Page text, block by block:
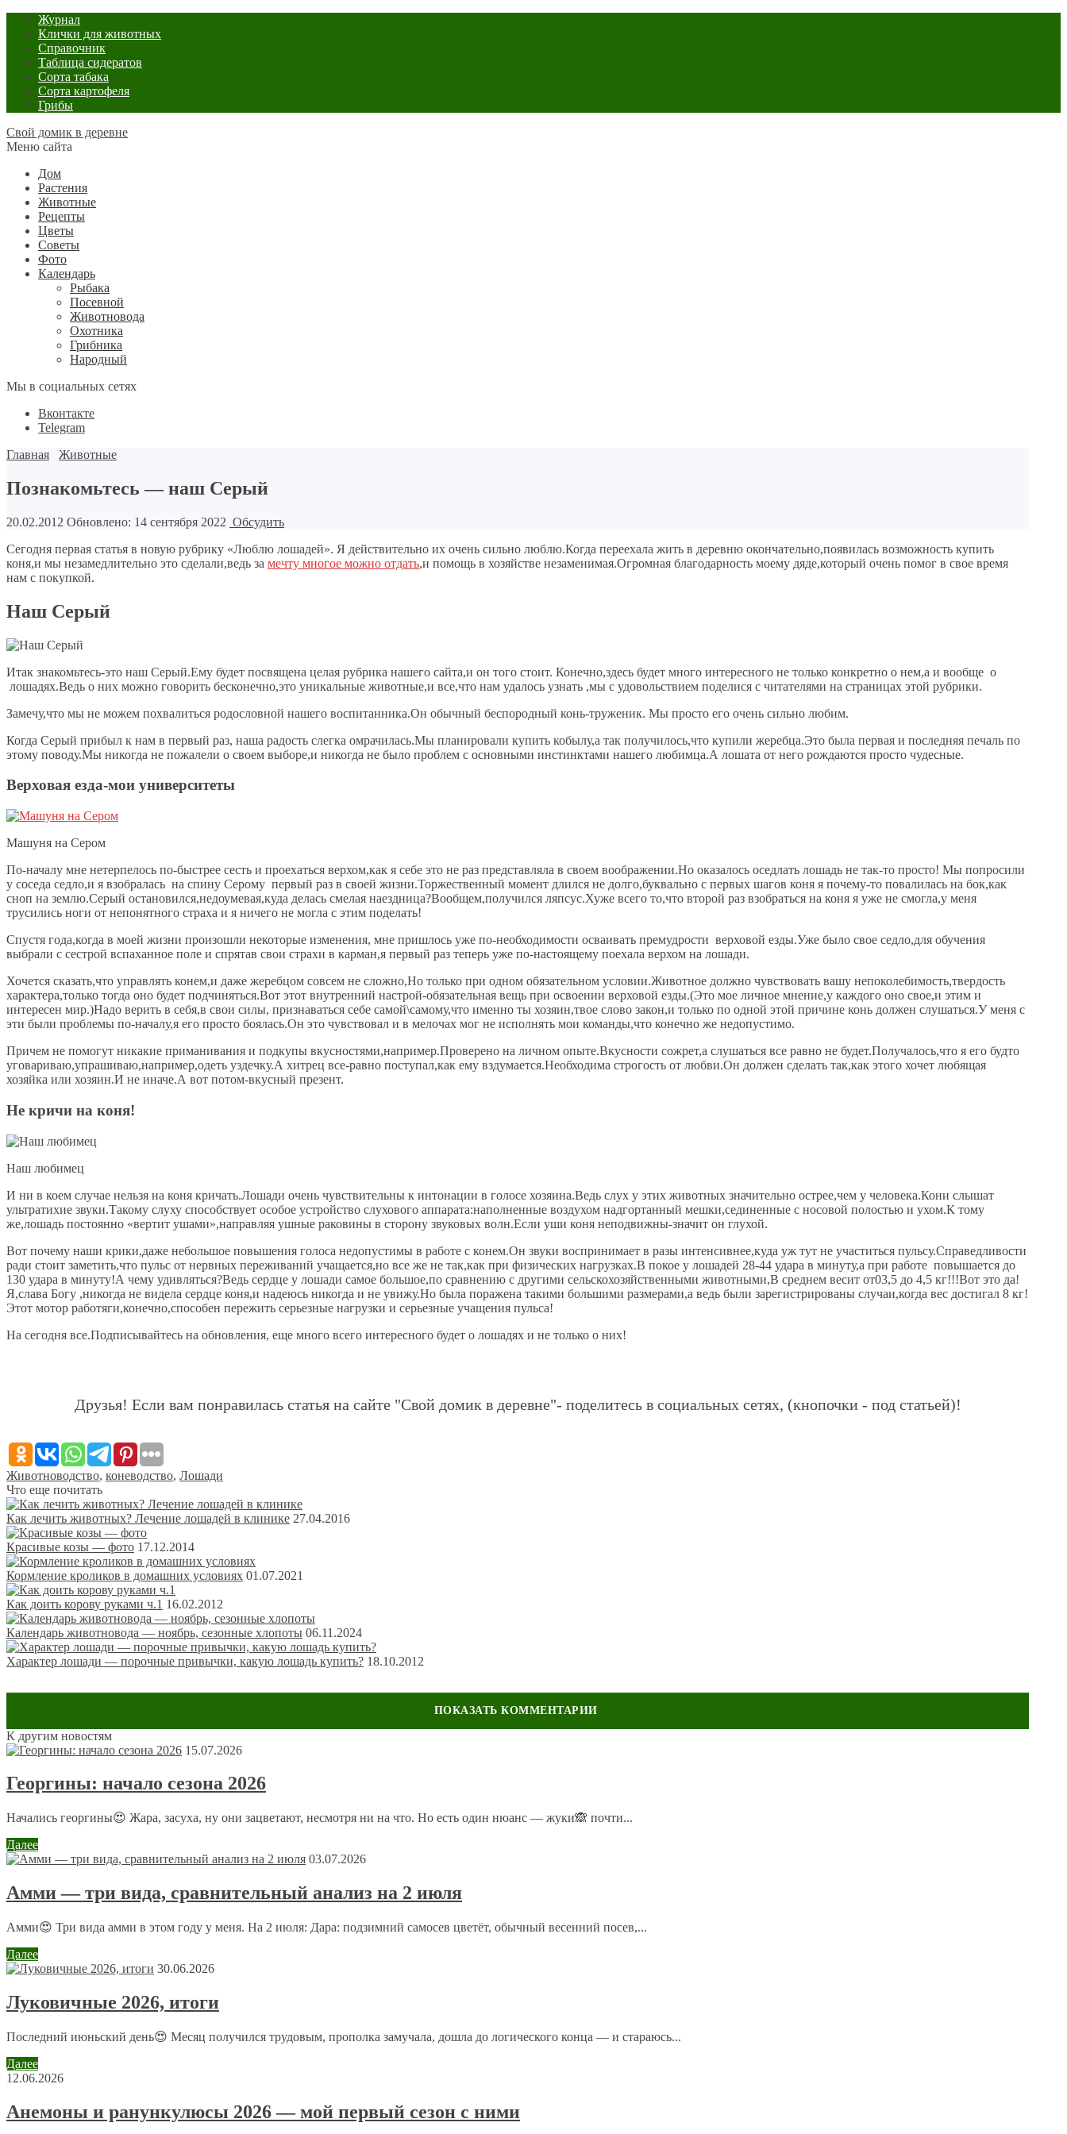
Журнал
Клички для животных
Справочник
Таблица сидератов
Сорта табака
Сорта картофеля
Грибы
Свой домик в деревне
Меню сайта
Дом
Растения
Животные
Рецепты
Цветы
Советы
Фото
Календарь
Рыбака
Посевной
Животновода
Охотника
Грибника
Народный
Мы в социальных сетях
Вконтакте
Telegram
Главная
Животные
Познакомьтесь — наш Серый
20.02.2012 Обновлено: 14 сентября 2022 Обсудить
Сегодня первая статья в новую рубрику «Люблю лошадей». Я действительно их очень сильно люблю.Когда переехала жить в деревню окончательно,появилась возможность купить
коня,и мы незамедлительно это сделали,ведь за мечту многое можно отдать,и помощь в хозяйстве незаменимая.Огромная благодарность моему дяде,который очень помог в свое время
нам с покупкой.
Наш Серый
Итак знакомьтесь-это наш Серый.Ему будет посвящена целая рубрика нашего сайта,и он того стоит. Конечно,здесь будет много интересного не только конкретно о нем,а и вообще о
лошадях.Ведь о них можно говорить бесконечно,это уникальные животные,и все,что нам удалось узнать ,мы с удовольствием поделися с читателями на страницах этой рубрики.
Замечу,что мы не можем похвалиться родословной нашего воспитанника.Он обычный беспородный конь-труженик. Мы просто его очень сильно любим.
Когда Серый прибыл к нам в первый раз, наша радость слегка омрачилась.Мы планировали купить кобылу,а так получилось,что купили жеребца.Это была первая и последняя печаль по
этому поводу.Мы никогда не пожалели о своем выборе,и никогда не было проблем с основными инстинктами нашего любимца.А лошата от него рождаются просто чудесные.
Верховая езда-мои университеты
Машуня на Сером
По-началу мне нетерпелось по-быстрее сесть и проехаться верхом,как я себе это не раз представляла в своем воображении.Но оказалось оседлать лошадь не так-то просто! Мы попросили
у соседа седло,и я взобралась на спину Серому первый раз в своей жизни.Торжественный момент длился не долго,буквально с первых шагов коня я почему-то повалилась на бок,как
сноп на землю.Серый остановился,недоумевая,куда делась смелая наездница?Вообщем,получился ляпсус.Хуже всего то,что второй раз взобраться на коня я уже не смогла,у меня
трусились ноги от непонятного страха и я ничего не могла с этим поделать!
Спустя года,когда в моей жизни произошли некоторые изменения, мне пришлось уже по-необходимости осваивать премудрости верховой езды.Уже было свое седло,для обучения
выбрали с сестрой вспаханное поле и спрятав свои страхи в карман,я первый раз теперь уже по-настоящему поехала верхом на лошади.
Хочется сказать,что управлять конем,и даже жеребцом совсем не сложно,Но только при одном обязательном условии.Животное должно чувствовать вашу непоколебимость,твердость
характера,только тогда оно будет подчиняться.Вот этот внутренний настрой-обязательная вещь при освоении верховой езды.(Это мое личное мнение,у каждого оно свое,и этим и
интересен мир.)Надо верить в себя,в свои силы, признаваться себе самой\самому,что именно ты хозяин,твое слово закон,и только по одной этой причине конь должен слушаться.У меня с
эти были проблемы по-началу,я его просто боялась.Он это чувствовал и в мелочах мог не исполнять мои команды,что конечно же недопустимо.
Причем не помогут никакие приманивания и подкупы вкусностями,например.Проверено на личном опыте.Вкусности сожрет,а слушаться все равно не будет.Получалось,что я его будто
уговариваю,упрашиваю,например,одеть уздечку.А хитрец все-равно поступал,как ему вздумается.Необходима строгость от любви.Он должен сделать так,как этого хочет любящая
хозяйка или хозяин.И не иначе.А вот потом-вкусный презент.
Не кричи на коня!
Наш любимец
И ни в коем случае нельзя на коня кричать.Лошади очень чувствительны к интонации в голосе хозяина.Ведь слух у этих животных значительно острее,чем у человека.Кони слышат
ультратихие звуки.Такому слуху способствует особое устройство слухового аппарата:наполненные воздухом надгортанный мешки,сединенные с носовой полостью и ухом.К тому
же,лошадь постоянно «вертит ушами»,направляя ушные раковины в сторону звуковых волн.Если уши коня неподвижны-значит он глухой.
Вот почему наши крики,даже небольшое повышения голоса недопустимы в работе с конем.Он звуки воспринимает в разы интенсивнее,куда уж тут не участиться пульсу.Справедливости
ради стоит заметить,что пульс от нервных переживаний учащается,но все же не так,как при физических нагрузках.В покое у лошадей 28-44 удара в минуту,а при работе повышается до
130 удара в минуту!А чему удивляться?Ведь сердце у лошади самое большое,по сравнению с другими сельскохозяйственными животными,В среднем весит от03,5 до 4,5 кг!!!Вот это да!
Я,слава Богу ,никогда не видела сердце коня,и надеюсь никогда и не увижу.Но была поражена такими большими размерами,а ведь были зарегистрированы случаи,когда вес достигал 8 кг!
Этот мотор работяги,конечно,способен пережить серьезные нагрузки и серьезные учащения пульса!
На сегодня все.Подписывайтесь на обновления, еще много всего интересного будет о лошадях и не только о них!
Друзья! Если вам понравилась статья на сайте "Свой домик в деревне"- поделитесь в социальных сетях, (кнопочки - под статьей)!
Животноводство, коневодство, Лошади
Что еще почитать
Как лечить животных? Лечение лошадей в клинике 27.04.2016
Красивые козы — фото 17.12.2014
Кормление кроликов в домашних условиях 01.07.2021
Как доить корову руками ч.1 16.02.2012
Календарь животновода — ноябрь, сезонные хлопоты 06.11.2024
Характер лошади — порочные привычки, какую лошадь купить? 18.10.2012
Обсуждение: 5 комментариев
Анна
20 февраля 2012 в 19:39
Как раз такое сердце считается для лошади маловатым и слабоватым, именно поэтому четыре копыта работают ему «в помощь», как насосы — гонят кровь снизу вверх. И именно в
22 февраля 2012 в 10:11
Лошадь — это очень ответственное дело. Мы с мужем живем в городе, скоро выходит муж на пенсию и собираемся переехать в село. Муж тоже хочет завести в хозяйстве лошать, а
22 февраля 2012 в 10:32
Их очень сильно надо любить.И смотреть,какой у лошади нрав.Бывают такие вреднули…Плюс,узнать,какие привычки животное имеет.Кусаются,например,боятся щекотки.Но это
редкие исключения,в основном,позитивные эмоции.;)
2 марта 2012 в 23:35
К другим новостям
15.07.2026
Георгины: начало сезона 2026
Начались георгины😍 Жара, засуха, ну они зацветают, несмотря ни на что. Но есть один нюанс — жуки🙈 почти...
Далее
03.07.2026
Амми — три вида, сравнительный анализ на 2 июля
Амми😍 Три вида амми в этом году у меня. На 2 июля: Дара: подзимний самосев цветёт, обычный весенний посев,...
Далее
30.06.2026
Луковичные 2026, итоги
Последний июньский день😍 Месяц получился трудовым, прополка замучала, дошла до логического конца — и стараюсь...
Далее
12.06.2026
Анемоны и ранункулюсы 2026 — мой первый сезон с ними